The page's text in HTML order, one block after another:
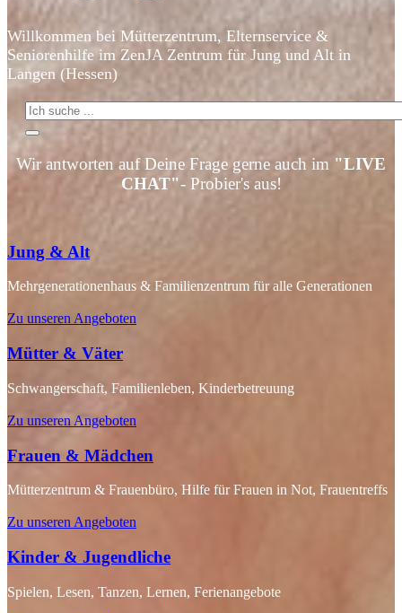
Willkommen bei Mütterzentrum, Elternservice &
Seniorenhilfe im ZenJA Zentrum für Jung und Alt in
Langen (Hessen)
Wir antworten auf Deine Frage gerne auch im "LIVE
CHAT"- Probier's aus!
Jung & Alt
Mehrgenerationenhaus & Familienzentrum für alle Generationen
Zu unseren Angeboten
Mütter & Väter
Schwangerschaft, Familienleben, Kinderbetreuung
Zu unseren Angeboten
Frauen & Mädchen
Mütterzentrum & Frauenbüro, Hilfe für Frauen in Not, Frauentreffs
Zu unseren Angeboten
Kinder & Jugendliche
Spielen, Lesen, Tanzen, Lernen, Ferienangebote